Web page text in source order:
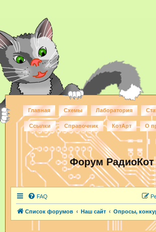
Главная Схемы Лаборатория
Ссылки Справочник КотАрт О
Форум РадиоКот
FAQ
Список форумов Наш сайт Опросы,